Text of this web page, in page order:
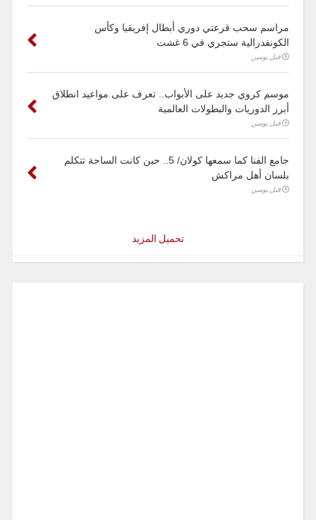
مراسم سحب قرعتي دوري أبطال إفريقيا وكأس
الكونفدرالية ستجري في 6 غشت
قبل يومين
موسم كروي جديد على الأبواب.. تعرف على مواعيد انطلاق
أبرز الدوريات والبطولات العالمية
قبل يومين
جامع الفنا كما سمعها كولان/ 5.. حين كانت الساحة تتكلم
بلسان أهل مراكش
قبل يومين
تحميل المزيد